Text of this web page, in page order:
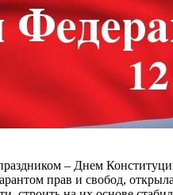
– Днем
прав и свобод,